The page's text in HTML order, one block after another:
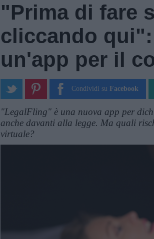
"Prima di fare
cliccando
un'app per il
Condividi su Facebook
"LegalFling" è una nuova app per
anche davanti alla legge. Ma quali
virtuale?